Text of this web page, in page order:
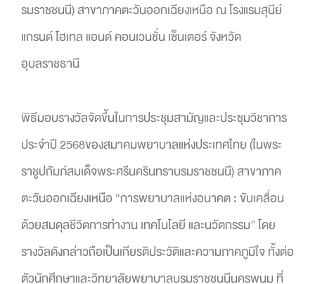
รมราชชนนี) สาขาภาคตะวันออกเฉียงเหนือ ณ โรงแรมสุนีย์
แกรนด์ โฮเทล แอนด์ คอนเวนชั่น เซ็นเตอร์ จังหวัด
อุบลราชธานี
พิธีมอบรางวัลจัดขึ้นในการประชุมสามัญและประชุมวิชาการ
ประจำปี 2568ของสมาคมพยาบาลแห่งประเทศไทย (ในพระ
ราชูปถัมภ์สมเด็จพระศรีนครินทราบรมราชชนนี) สาขาภาค
ตะวันออกเฉียงเหนือ “การพยาบาลแห่งอนาคต : ขับเคลื่อน
ด้วยสมดุลชีวิตการทำงาน เทคโนโลยี และนวัตกรรม” โดย
รางวัลดังกล่าวถือเป็นเกียรติประวัติและความภาคภูมิใจ ทั้งต่อ
ตัวนักศึกษาและวิทยาลัยพยาบาลบรมราชชนนีนครพนม ที่